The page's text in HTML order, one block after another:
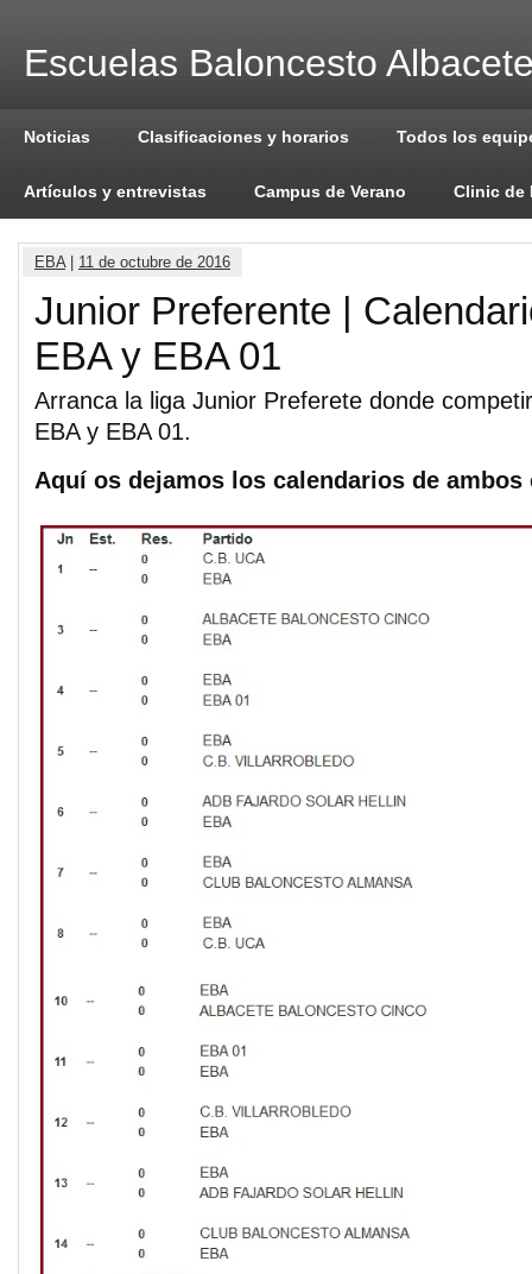
Escuelas Baloncesto
Noticias Clasificaciones y horarios Todos los
Artículos y entrevistas Campus de Verano Clinic de
EBA| 11 de octubre de 2016
Junior Preferente |
EBA y EBA 01
Arranca la liga Junior Preferete donde
EBA y EBA 01.
Aquí os dejamos los calendarios de ambos